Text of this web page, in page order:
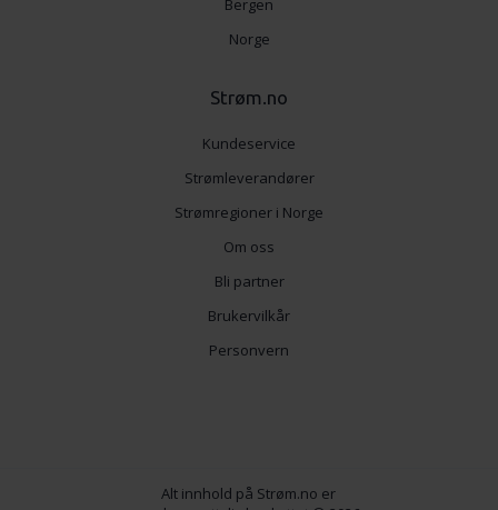
Bergen
Norge
Strøm.no
Kundeservice
Strømleverandører
Strømregioner i Norge
Om oss
Bli partner
Brukervilkår
Personvern
Alt innhold på Strøm.no er